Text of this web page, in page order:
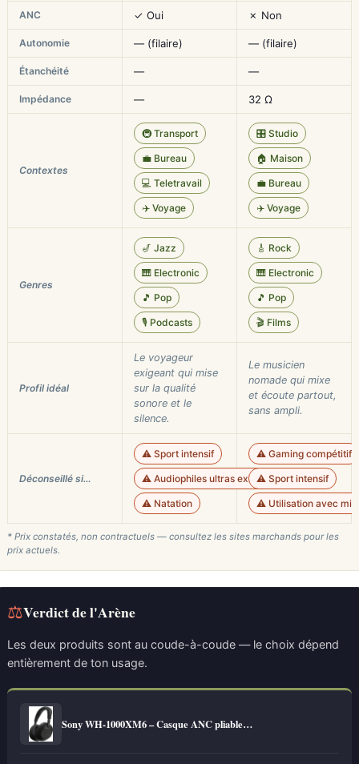
ANC ✓ Oui ✗ Non
Autonomie — (filaire) — (filaire)
Étanchéité — —
Impédance — 32 Ω
Contextes
🚇 Transport
💼 Bureau
💻 Teletravail
✈️ Voyage
🎛️ Studio
🏠 Maison
💼 Bureau
✈️ Voyage
Genres
🎷 Jazz
🎹 Electronic
🎵 Pop
🎙️ Podcasts
🎸 Rock
🎹 Electronic
🎵 Pop
🎬 Films
Profil idéal
Le voyageur
exigeant qui mise
sur la qualité
sonore et le
silence.
Le musicien
nomade qui mixe
et écoute partout,
sans ampli.
Déconseillé si…
⚠️ Sport intensif
⚠️ Audiophiles ultras exigeants
⚠️ Natation
⚠️ Gaming compétitif
⚠️ Sport intensif
⚠️ Utilisation avec
* Prix constatés, non contractuels — consultez les sites marchands pour les
prix actuels.
⚖Verdict de l'Arène
Les deux produits sont au coude-à-coude — le choix dépend
entièrement de ton usage.
Sony WH-1000XM6 – Casque ANC pliable…